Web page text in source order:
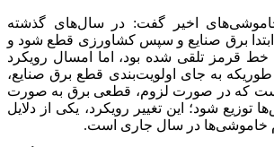
اخیر گفت: در سال‌های گذشته
ابتدا برق صنایع و سپس کشاورزی قطع شود و
خط قرمز تلقی شده بود، اما امسال رویکرد
طوریکه به جای اولویت‌بندی قطع برق صنایع،
که در صورت لزوم، قطعی برق به صورت
شود؛ این تغییر رویکرد، یکی از دلایل
خاموشی‌ها در سال جاری است.